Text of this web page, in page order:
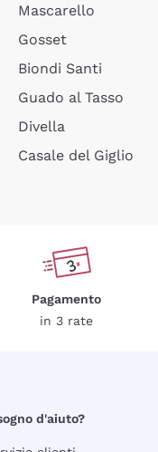
Mascarello
Gosset
Biondi Santi
Guado al Tasso
Divella
Casale del Giglio
Pagamento
in 3 rate
d'aiuto?